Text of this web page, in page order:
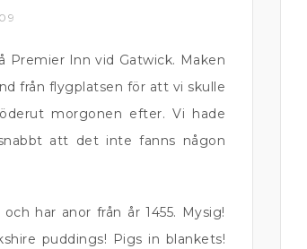
Premier Inn vid Gatwick. Maken
från flygplatsen för att vi skulle
morgonen efter. Vi hade
att det inte fanns någon
har anor från år 1455. Mysig!
puddings! Pigs in blankets!